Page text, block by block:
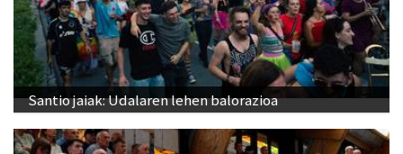
Santio jaiak: Udalaren lehen balorazioa